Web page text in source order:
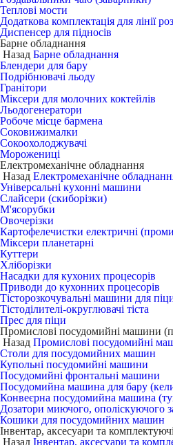
Теплові мости
Додаткова комплектація для лінії
Диспенсер для підносів
Барне обладнання
Назад Барне обладнання
Блендери для бару
Подрібнювачі льоду
Гранітори
Міксери для молочних коктейлів
Льодогенератори
Робоче місце бармена
Соковижималки
Сокоохолоджувачі
Морожениці
Електромеханічне обладнання
Назад Електромеханічне
Універсальні кухонні машини
Слайсери (скиборізки)
М'ясорубки
Овочерізки
Картофелечистки електричні
Міксери планетарні
Куттери
Хліборізки
Насадки для кухоних процесорів
Приводи до кухонних процесорів
Тісторозкочувальні машини для
Тістоділителі-округлювачі тіста
Прес для піци
Промислові посудомийні машини
Назад Промислові посудомийні
Столи для посудомийних машин
Купольні посудомийні машини
Посудомийні фронтальні машини
Посудомийна машина для бару
Конвеєрна посудомийна машина
Дозатори миючого, ополіскуючого
Кошики для посудомийних машин
Інвентар, аксесуари та комплектуючі
Назад Інвентар, аксесуари та